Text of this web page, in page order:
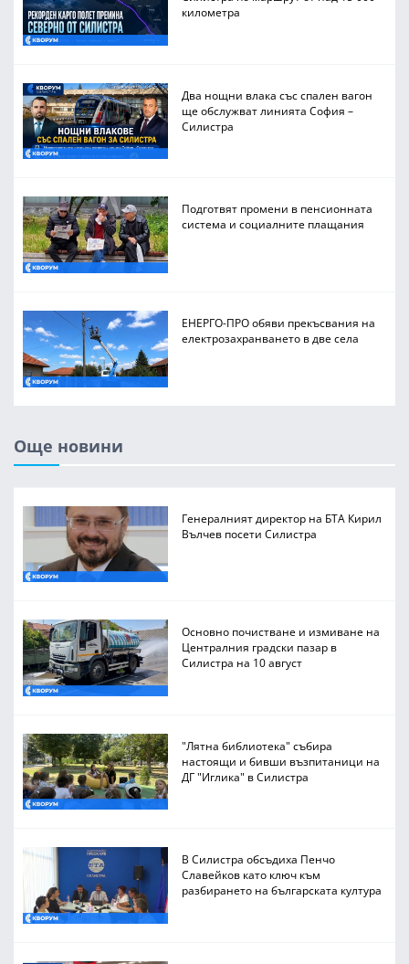
километра
Два нощни влака със спален вагон
ще обслужват линията София –
Силистра
Подготвят промени в пенсионната
система и социалните плащания
ЕНЕРГО-ПРО обяви прекъсвания на
електрозахранването в две села
Още новини
Генералният директор на БТА Кирил
Вълчев посети Силистра
Основно почистване и измиване на
Централния градски пазар в
Силистра на 10 август
"Лятна библиотека" събира
настоящи и бивши възпитаници на
ДГ "Иглика" в Силистра
В Силистра обсъдиха Пенчо
Славейков като ключ към
разбирането на българската култура